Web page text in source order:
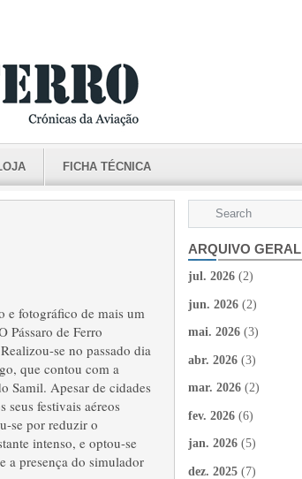
FICHA TÉCNICA
e fotográfico de mais um
de Ferro
se no passado dia
que contou com a
Samil. Apesar de cidades
festivais aéreos
se por reduzir o
intenso, e optou-se
a presença do simulador
ARQUIVO GERAL
jul. 2026 (2)
jun. 2026 (2)
mai. 2026 (3)
abr. 2026 (3)
mar. 2026 (2)
fev. 2026 (6)
jan. 2026 (5)
dez. 2025 (7)